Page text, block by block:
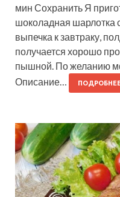
мин Сохранить Я
шоколадная шарлотка
выпечка к завтраку,
получается хорошо
пышной. По желанию
Описание…